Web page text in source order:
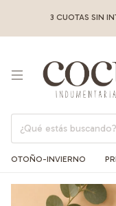
3 CUOTAS SIN
OTOÑO-INVIERNO